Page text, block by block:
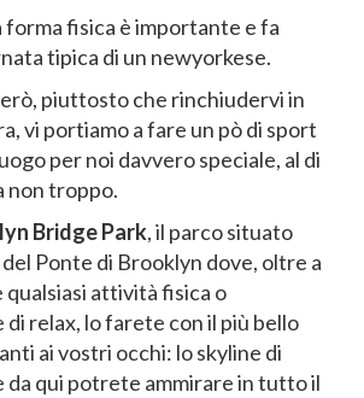
forma fisica è importante e fa
tipica di un newyorkese.
piuttosto che rinchiudervi in
vi portiamo a fare un pò di sport
per noi davvero speciale, al di
non troppo.
Bridge Park, il parco situato
Ponte di Brooklyn dove, oltre a
attività fisica o
relax, lo farete con il più bello
ai vostri occhi: lo skyline di
da qui potrete ammirare in tutto il